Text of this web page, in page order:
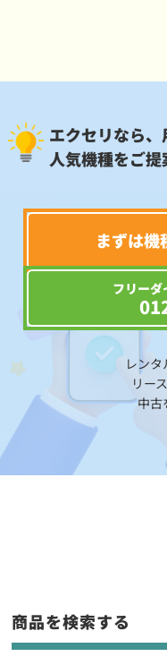
エクセリなら
人気機種をご提
まずは機
フリー
レン
リー
中古
商品を検索する